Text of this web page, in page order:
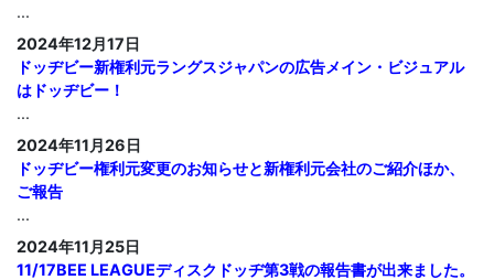
...
2024年12月17日
ドッヂビー新権利元ラングスジャパンの広告メイン・ビジュアル
はドッヂビー！
...
2024年11月26日
ドッヂビー権利元変更のお知らせと新権利元会社のご紹介ほか、
ご報告
...
2024年11月25日
11/17BEE LEAGUEディスクドッヂ第3戦の報告書が出来ました。